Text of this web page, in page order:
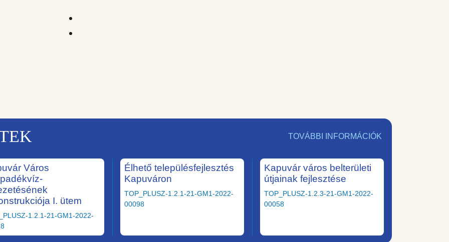
TOVÁBBI INFORMÁCIÓK
Város
I. ütem
1.2.1-21-GM1-2022-
Élhető településfejlesztés
Kapuváron
TOP_PLUSZ-1.2.1-21-GM1-2022-
00098
Kapuvár város belterületi
útjainak fejlesztése
TOP_PLUSZ-1.2.3-21-GM1-2022-
00058